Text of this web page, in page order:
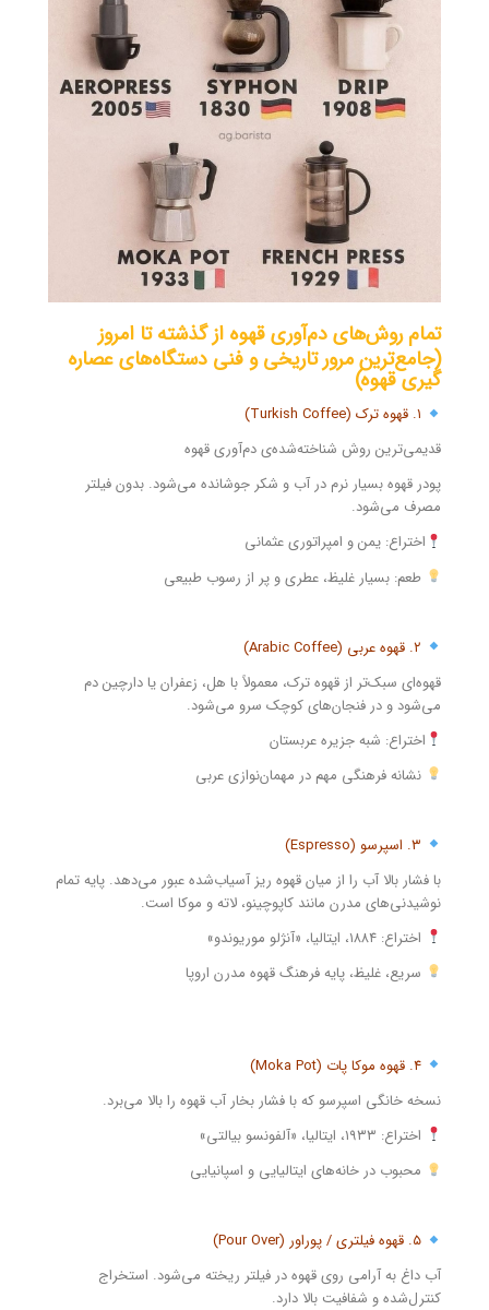
تمام روش‌های دم‌آوری قهوه از گذشته تا امروز
(جامع‌ترین مرور تاریخی و فنی دستگاه‌های عصاره
گیری قهوه)
قدیمی‌ترین روش شناخته‌شده‌ی دم‌آوری قهوه
پودر قهوه بسیار نرم در آب و شکر جوشانده می‌شود. بدون فیلتر
مصرف می‌شود.
اختراع: یمن و امپراتوری عثمانی
طعم: بسیار غلیظ، عطری و پر از رسوب طبیعی
قهوه‌ای سبک‌تر از قهوه ترک، معمولاً با هل، زعفران یا دارچین دم
می‌شود و در فنجان‌های کوچک سرو می‌شود.
اختراع: شبه جزیره عربستان
نشانه فرهنگی مهم در مهمان‌نوازی عربی
با فشار بالا آب را از میان قهوه ریز آسیاب‌شده عبور می‌دهد. پایه تمام
نوشیدنی‌های مدرن مانند کاپوچینو، لاته و موکا است.
اختراع: ۱۸۸۴، ایتالیا، «آنژلو موریوندو»
سریع، غلیظ، پایه فرهنگ قهوه مدرن اروپا
۴. قهوه موکا پات (Moka Pot)
نسخه خانگی اسپرسو که با فشار بخار آب قهوه را بالا می‌برد.
اختراع: ۱۹۳۳، ایتالیا، «آلفونسو بیالتی»
محبوب در خانه‌های ایتالیایی و اسپانیایی
۵. قهوه فیلتری / پوراور (Pour Over)
آب داغ به آرامی روی قهوه در فیلتر ریخته می‌شود. استخراج
کنترل‌شده و شفافیت بالا دارد.